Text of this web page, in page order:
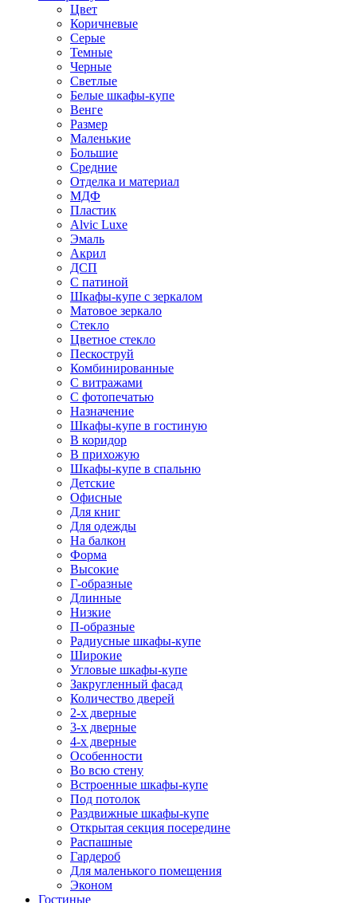
Цвет
Коричневые
Серые
Темные
Черные
Светлые
Белые шкафы-купе
Венге
Размер
Маленькие
Большие
Средние
Отделка и материал
МДФ
Пластик
Alvic Luxe
Эмаль
Акрил
ДСП
С патиной
Шкафы-купе с зеркалом
Матовое зеркало
Стекло
Цветное стекло
Пескоструй
Комбинированные
С витражами
С фотопечатью
Назначение
Шкафы-купе в гостиную
В коридор
В прихожую
Шкафы-купе в спальню
Детские
Офисные
Для книг
Для одежды
На балкон
Форма
Высокие
Г-образные
Длинные
Низкие
П-образные
Радиусные шкафы-купе
Широкие
Угловые шкафы-купе
Закругленный фасад
Количество дверей
2-х дверные
3-х дверные
4-х дверные
Особенности
Во всю стену
Встроенные шкафы-купе
Под потолок
Раздвижные шкафы-купе
Открытая секция посередине
Распашные
Гардероб
Для маленького помещения
Эконом
Гостиные